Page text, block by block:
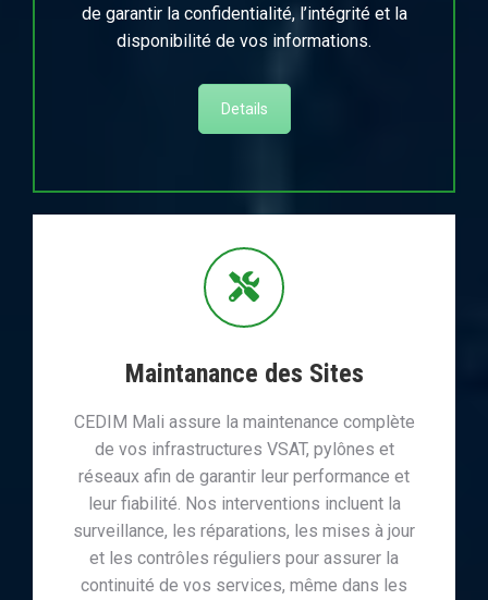
de garantir la confidentialité, l’intégrité et la
disponibilité de vos informations.
Details
Maintanance des Sites
CEDIM Mali assure la maintenance complète
de vos infrastructures VSAT, pylônes et
réseaux afin de garantir leur performance et
leur fiabilité. Nos interventions incluent la
surveillance, les réparations, les mises à jour
et les contrôles réguliers pour assurer la
continuité de vos services, même dans les